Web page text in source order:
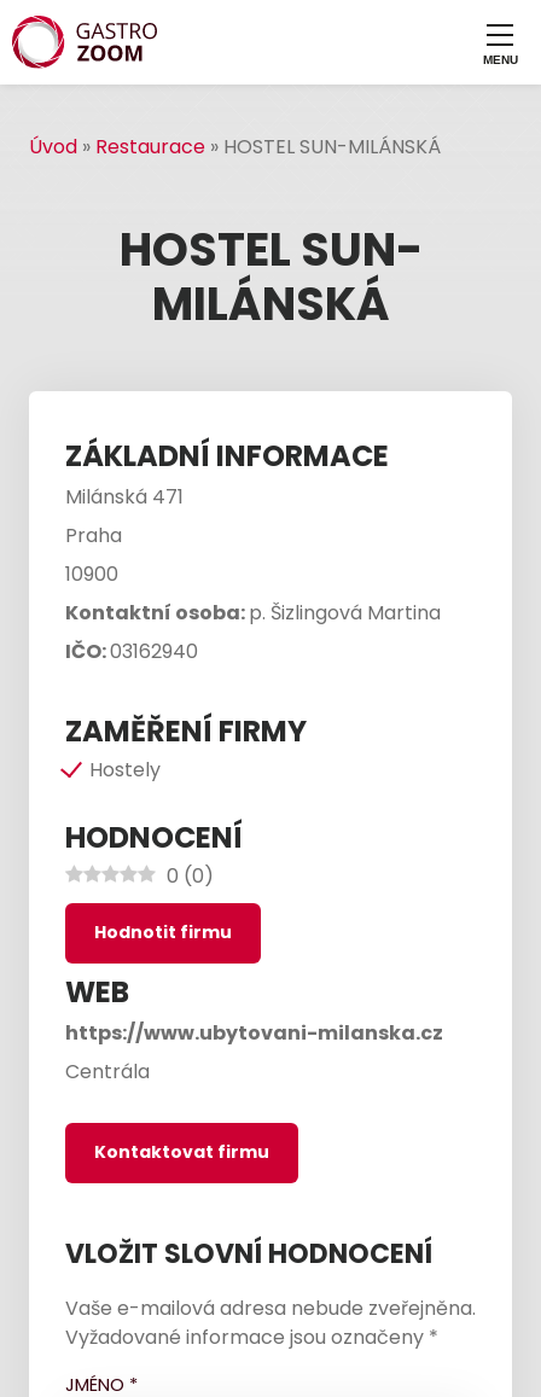
Úvod » Restaurace » HOSTEL SUN-MILÁNSKÁ
HOSTEL SUN-
MILÁNSKÁ
ZÁKLADNÍ INFORMACE
Milánská 471
Praha
10900
Kontaktní osoba:p. Šizlingová Martina
IČO:03162940
ZAMĚŘENÍ FIRMY
Hostely
HODNOCENÍ
0 (0)
Hodnotit firmu
WEB
https://www.ubytovani-milanska.cz
Centrála
Kontaktovat firmu
VLOŽIT SLOVNÍ HODNOCENÍ
Vaše e-mailová adresa nebude zveřejněna.
Vyžadované informace jsou označeny *
JMÉNO *